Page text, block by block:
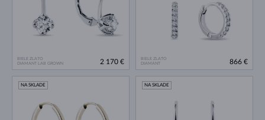
BIELE ZLATO
DIAMANT LAB GROWN
2 170 €
BIELE ZLATO
DIAMANT
866 €
NA SKLADE NA SKLADE